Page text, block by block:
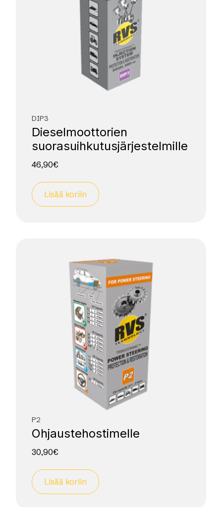
DIP3
Diesel­moottorien
suorasuihkutus­järjestelmille
46,90€
Lisää koriin
P2
Ohjaus­tehostimelle
30,90€
Lisää koriin